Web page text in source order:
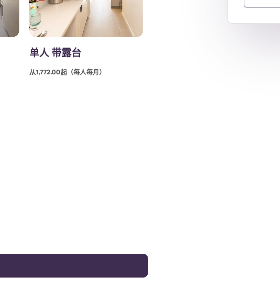
单人 带露台
从1,772.00起（每人每月）